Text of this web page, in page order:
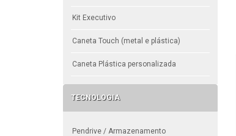
Kit Executivo
Caneta Touch (metal e plástica)
Caneta Plástica personalizada
TECNOLOGIA
Pendrive / Armazenamento